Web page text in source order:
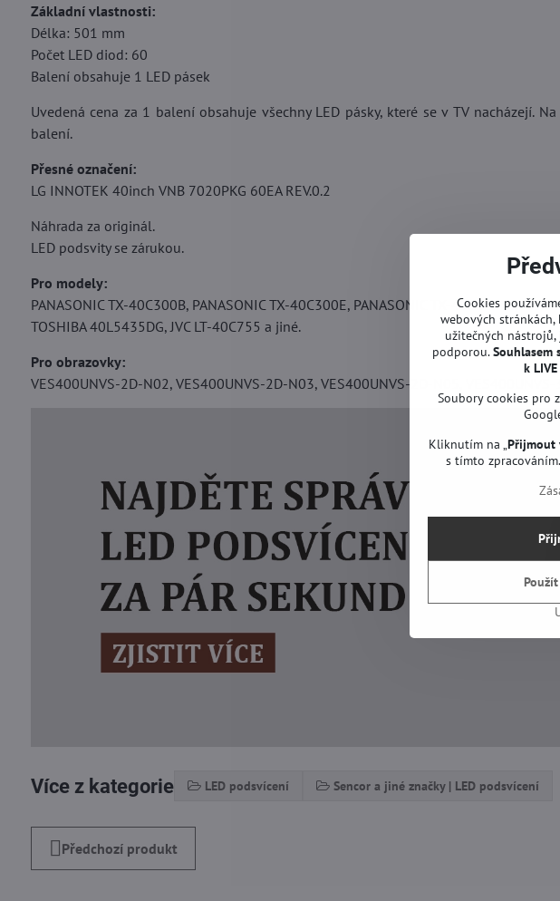
Základní vlastnosti:
Délka: 501 mm
Počet LED diod: 60
Balení obsahuje 1 LED pásek
Uvedená cena za 1 balení obsahuje všechny LED pásky, které se v TV nacházejí.
balení.
Přesné označení:
LG INNOTEK 40inch VNB 7020PKG 60EA REV.0.2
Náhrada za originál.
LED podsvity se zárukou.
Pro modely:
PANASONIC TX-40C300B, PANASONIC TX-40C300E, PANASONIC TX-40C300BT,
TOSHIBA 40L5435DG, JVC LT-40C755 a jiné.
Pro obrazovky:
VES400UNVS-2D-N02, VES400UNVS-2D-N03, VES400UNVS-2D-N05, VES400UNVS-
Více z kategorie LED podsvícení Sencor a jiné značky | LED podsvícení
Předchozí produkt
Cookies
webových
užitečných nástrojů,
podporou.Souhlasem
k
Soubory cookies pro
Kliknutím na „Přijmout
s tímto